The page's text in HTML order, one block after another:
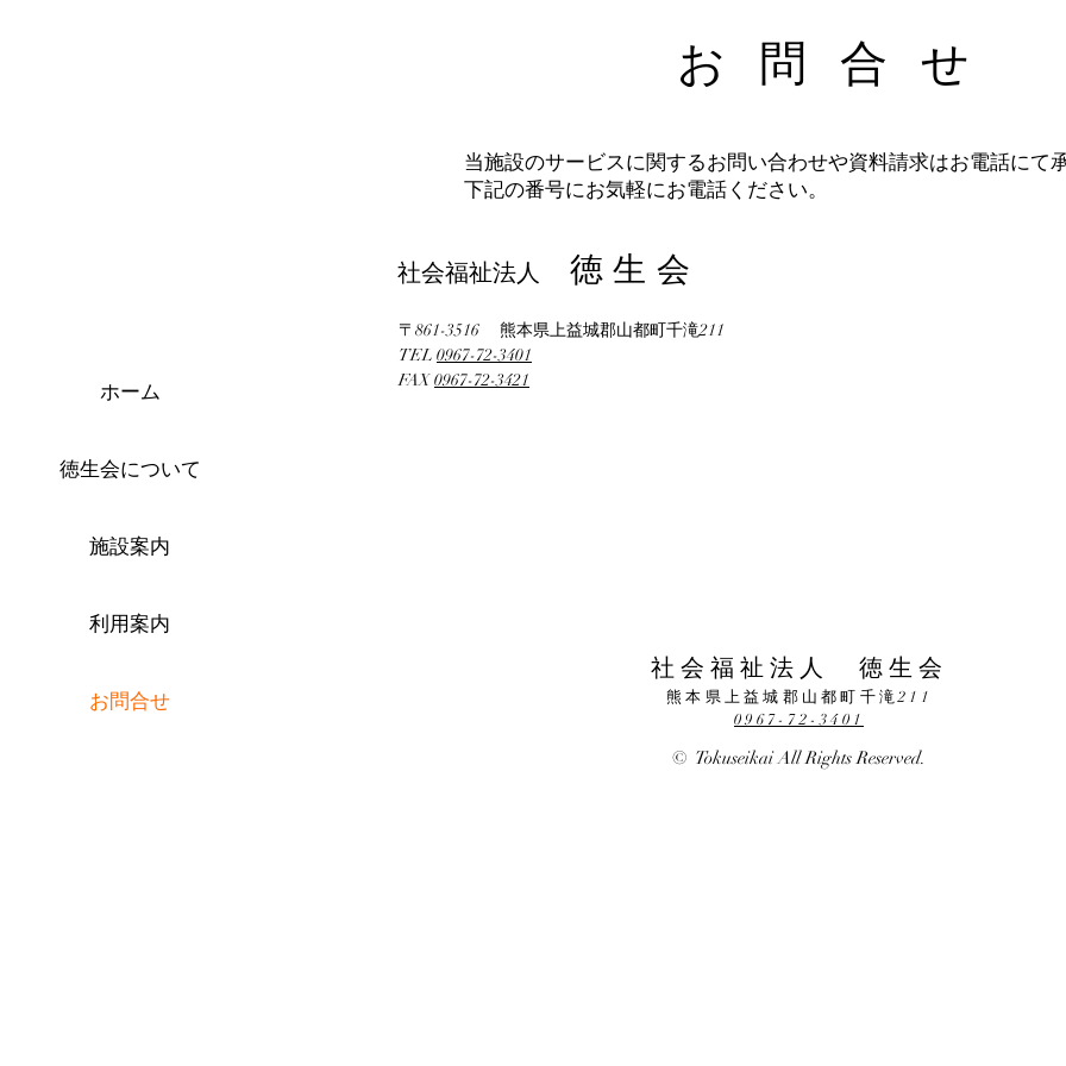
ホーム
徳生会について
施設案内
利用案内
お問合せ
​お問合せ
当施設のサービスに関するお問い合わせや資料請求はお電話にて
下記の番号にお気軽にお電話ください。
社会福祉法人 徳生会
〒861-3516 熊本県上益城郡山都町千滝211
TEL 0967-72-3401
FAX0967-72-3421
​社会福祉法人 徳生会
熊本県上益城郡山都町千滝211
0967-72-3401
© Tokuseikai All Rights Reserved.